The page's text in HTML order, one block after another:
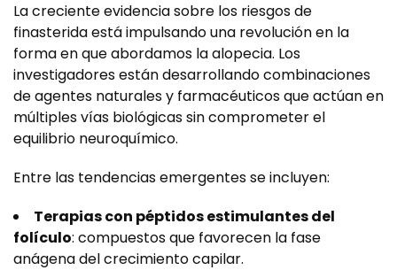
La creciente evidencia sobre los riesgos de
finasterida está impulsando una revolución en la
forma en que abordamos la alopecia. Los
investigadores están desarrollando combinaciones
de agentes naturales y farmacéuticos que actúan en
múltiples vías biológicas sin comprometer el
equilibrio neuroquímico.
Entre las tendencias emergentes se incluyen:
Terapias con péptidos estimulantes del
folículo: compuestos que favorecen la fase
anágena del crecimiento capilar.